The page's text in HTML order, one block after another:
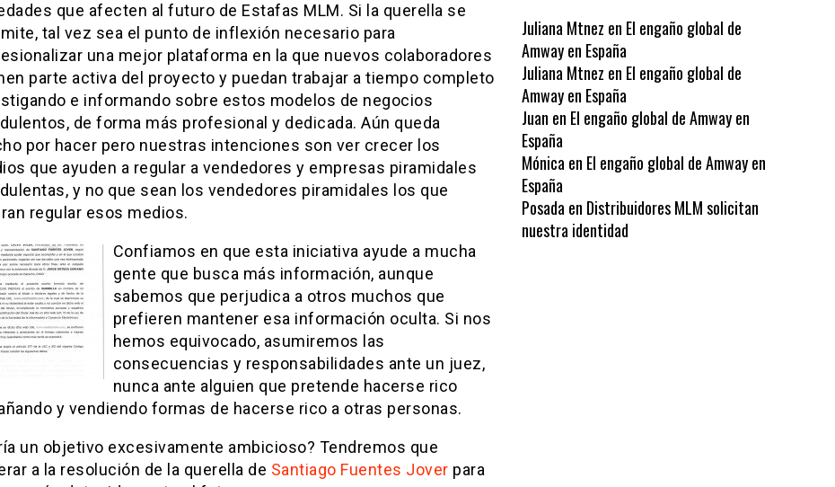
que afecten al futuro de Estafas MLM. Si la querella se
tal vez sea el punto de inflexión necesario para
una mejor plataforma en la que nuevos colaboradores
parte activa del proyecto y puedan trabajar a tiempo completo
e informando sobre estos modelos de negocios
de forma más profesional y dedicada. Aún queda
por hacer pero nuestras intenciones son ver crecer los
que ayuden a regular a vendedores y empresas piramidales
y no que sean los vendedores piramidales los que
regular esos medios.
Confiamos en que esta iniciativa ayude a mucha
gente que busca más información, aunque
sabemos que perjudica a otros muchos que
prefieren mantener esa información oculta. Si nos
hemos equivocado, asumiremos las
consecuencias y responsabilidades ante un juez,
nunca ante alguien que pretende hacerse rico
y vendiendo formas de hacerse rico a otras personas.
un objetivo excesivamente ambicioso? Tendremos que
a la resolución de la querella de Santiago Fuentes Jover para
Juliana Mtnez en El engaño global de
Amway en España
Juliana Mtnez en El engaño global de
Amway en España
Juan en El engaño global de Amway en
España
Mónica en El engaño global de Amway en
España
Posada en Distribuidores MLM solicitan
nuestra identidad